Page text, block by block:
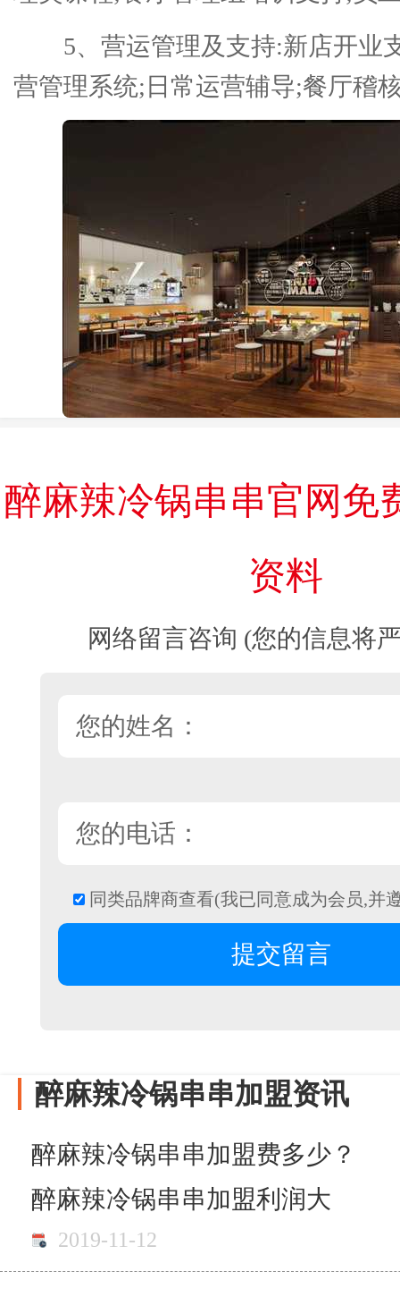
5、营运管理及支持:新店开业
营管理系统;日常运营辅导;餐厅稽
醉麻辣冷锅串串官网免
资料
网络留言咨询 (您的信息将
同类品牌商查看(我已同意成为会员,并
醉麻辣冷锅串串加盟资讯
醉麻辣冷锅串串加盟费多少？
醉麻辣冷锅串串加盟利润大
吗？2019-11-12